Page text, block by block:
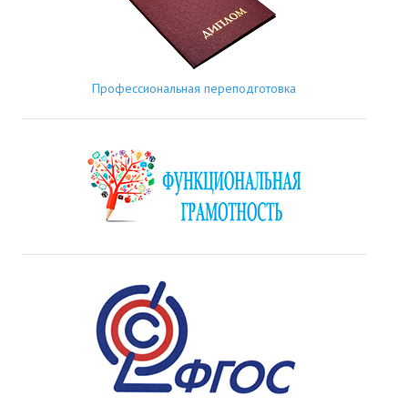
Профессиональная переподготовка